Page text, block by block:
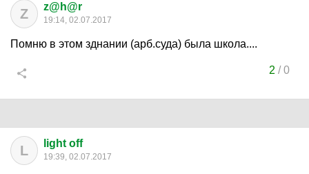
Z z@h@r
19:14, 02.07.2017
Помню в этом зднании (арб.суда) была школа....
2 /0
L light off
19:39, 02.07.2017